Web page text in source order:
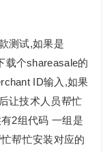
测试,如果是
载个shareasale的
ID输入,如果
让技术人员帮忙
2组代码 一组是
帮忙安装对应的